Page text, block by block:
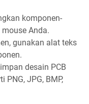
komponen-
Anda.
gunakan alat teks
desain PCB
JPG, BMP,